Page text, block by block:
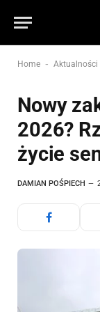
Home - Aktualności
Nowy
2026?
życie
DAMIAN POŚPIECH